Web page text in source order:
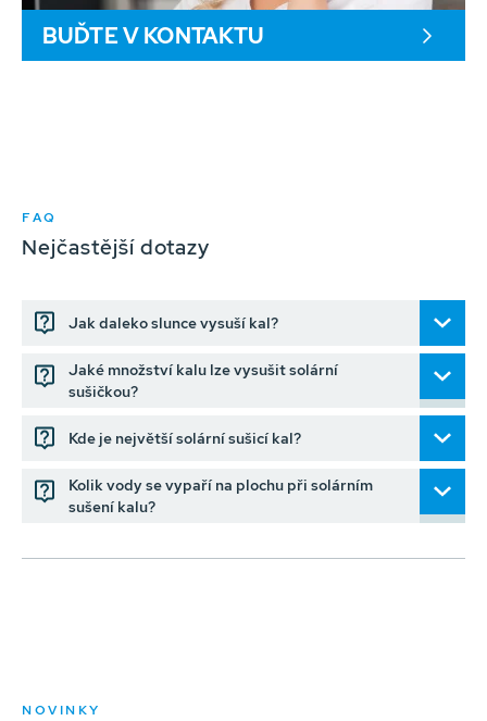
BUĎTE V KONTAKTU
FAQ
Nejčastější dotazy
Jak daleko slunce vysuší kal?
Jaké množství kalu lze vysušit solární
sušičkou?
Kde je největší solární sušicí kal?
Kolik vody se vypaří na plochu při solárním
sušení kalu?
NOVINKY